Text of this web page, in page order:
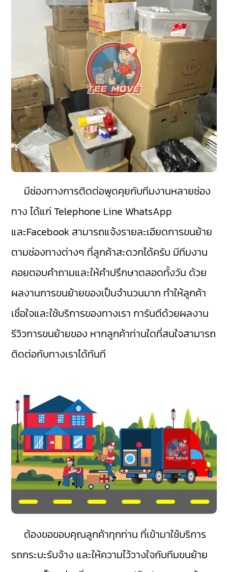
มีช่องทางการติดต่อพูดคุยกับทีมงานหลายช่อง
ทาง ได้แก่ Telephone Line WhatsApp
และFacebook สามารถแจ้งรายละเอียดการขนย้าย
ตามช่องทางต่างๆ ที่ลูกค้าสะดวกได้ครับ มีทีมงาน
คอยตอบคำถามและให้คำปรึกษาตลอดทั้งวัน ด้วย
ผลงานการขนย้ายของเป็นจำนวนมาก ทำให้ลูกค้า
เชื่อใจและใช้บริการของทางเรา การันตีด้วยผลงาน
รีวิวการขนย้ายของ หากลูกค้าท่านใดที่สนใจสามารถ
ติดต่อกับทางเราได้ทันที
ต้องขอขอบคุณลูกค้าทุกท่าน ที่เข้ามาใช้บริการ
รถกระบะรับจ้าง และให้ความไว้วางใจกับทีมขนย้าย